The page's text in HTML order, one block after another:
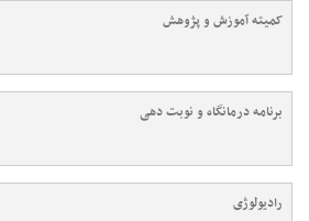
کمیته آموزش و پژوهش
برنامه درمانگاه و نوبت دهی
رادیولوژی